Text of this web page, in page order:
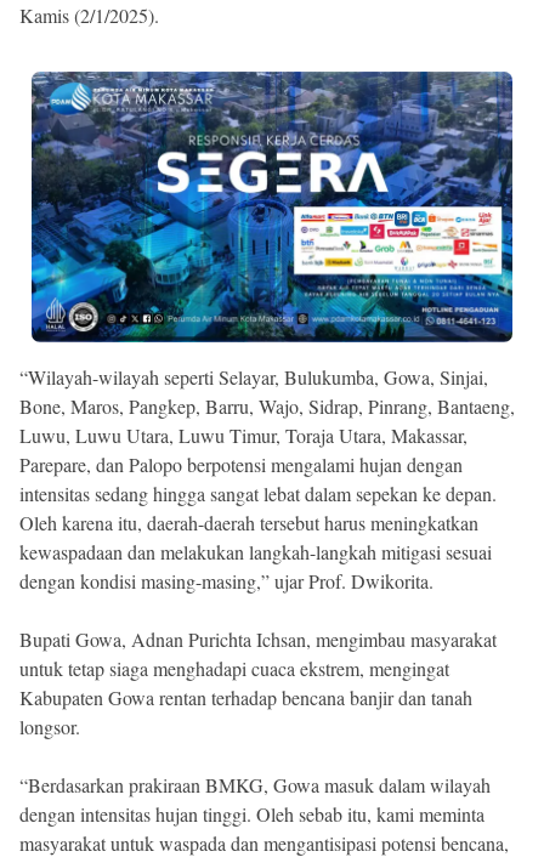
Kamis (2/1/2025).
“Wilayah-wilayah seperti Selayar, Bulukumba, Gowa, Sinjai,
Bone, Maros, Pangkep, Barru, Wajo, Sidrap, Pinrang, Bantaeng,
Luwu, Luwu Utara, Luwu Timur, Toraja Utara, Makassar,
Parepare, dan Palopo berpotensi mengalami hujan dengan
intensitas sedang hingga sangat lebat dalam sepekan ke depan.
Oleh karena itu, daerah-daerah tersebut harus meningkatkan
kewaspadaan dan melakukan langkah-langkah mitigasi sesuai
dengan kondisi masing-masing,” ujar Prof. Dwikorita.
Bupati Gowa, Adnan Purichta Ichsan, mengimbau masyarakat
untuk tetap siaga menghadapi cuaca ekstrem, mengingat
Kabupaten Gowa rentan terhadap bencana banjir dan tanah
longsor.
“Berdasarkan prakiraan BMKG, Gowa masuk dalam wilayah
dengan intensitas hujan tinggi. Oleh sebab itu, kami meminta
masyarakat untuk waspada dan mengantisipasi potensi bencana,